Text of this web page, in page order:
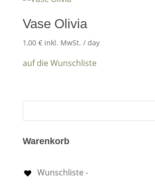
Vase Olivia
1,00 € inkl. MwSt. / day
auf die Wunschliste
Warenkorb
Wunschliste -